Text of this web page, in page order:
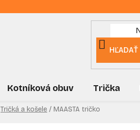
HĽADAŤ
Kotníková obuv Trička
Tričká a košele / MAASTA tričko